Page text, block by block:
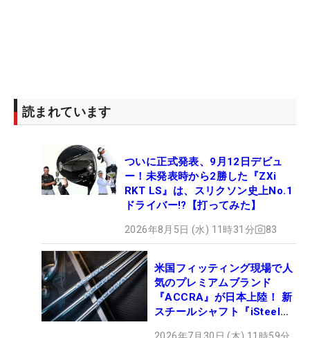
読まれています
ついに正式発表、9月12日デビュ
ー！未発表時から2勝した『ZXi
RKT LS』は、スリクソン史上No.1
ドライバー!?【打ってみた】
2026年8月5日 (水) 11時31分 83
米国フィッティング現場で人
気のプレミアムブランド
『ACCRA』が日本上陸！ 新
スチールシャフト『iSteel
2026年7月30日 (木) 11時59分